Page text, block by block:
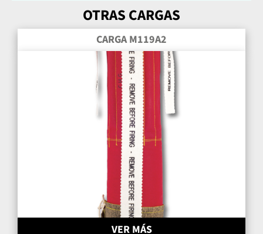
OTRAS CARGAS
CARGA M119A2
VER MÁS